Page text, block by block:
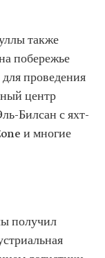
также
побережье
проведения
центр
Билсан с яхт-
и многие
получил